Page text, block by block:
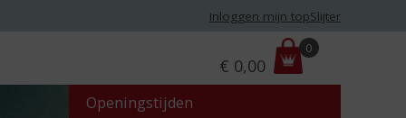
Inloggen mijn topSlijter
r
i
€ 0,00
0
Openingstijden